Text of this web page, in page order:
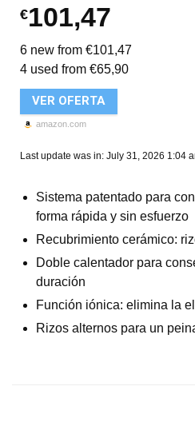
€101,47
6 new from €101,47
4 used from €65,90
VER OFERTA
amazon.com
Last update was in: July 31, 2026 1:04
Sistema patentado para
forma rápida y sin esfuerzo
Recubrimiento cerámico:
Doble calentador para
duración
Función iónica: elimina la
Rizos alternos para un